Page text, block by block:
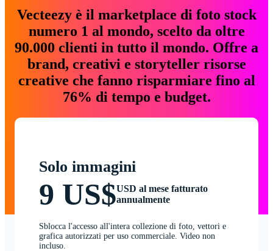
Vecteezy è il marketplace di foto stock
numero 1 al mondo, scelto da oltre
90.000 clienti in tutto il mondo. Offre a
brand, creativi e storyteller risorse
creative che fanno risparmiare fino al
76% di tempo e budget.
Solo immagini
9 US$USD al mese fatturato
annualmente
Sblocca l'accesso all'intera collezione di foto, vettori e
grafica autorizzati per uso commerciale. Video non
incluso.